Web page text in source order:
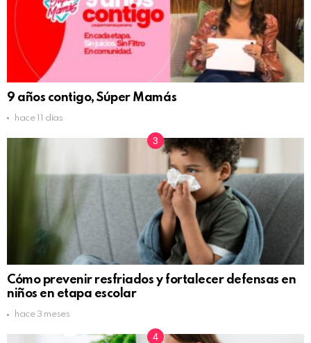
9 años contigo, Súper Mamás
hace 11 días
Cómo prevenir resfriados y fortalecer defensas en
niños en etapa escolar
hace 3 meses